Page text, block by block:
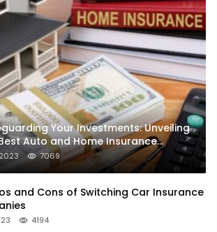
Your Investments: Unveiling
Auto and Home Insurance
7069
and Cons of Switching Car Insurance
4194